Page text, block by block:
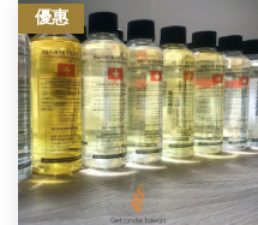
優惠